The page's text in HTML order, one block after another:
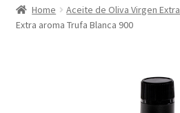
EN
Home Aceite de Oliva Virgen Extra
Extra aroma Trufa Blanca 900